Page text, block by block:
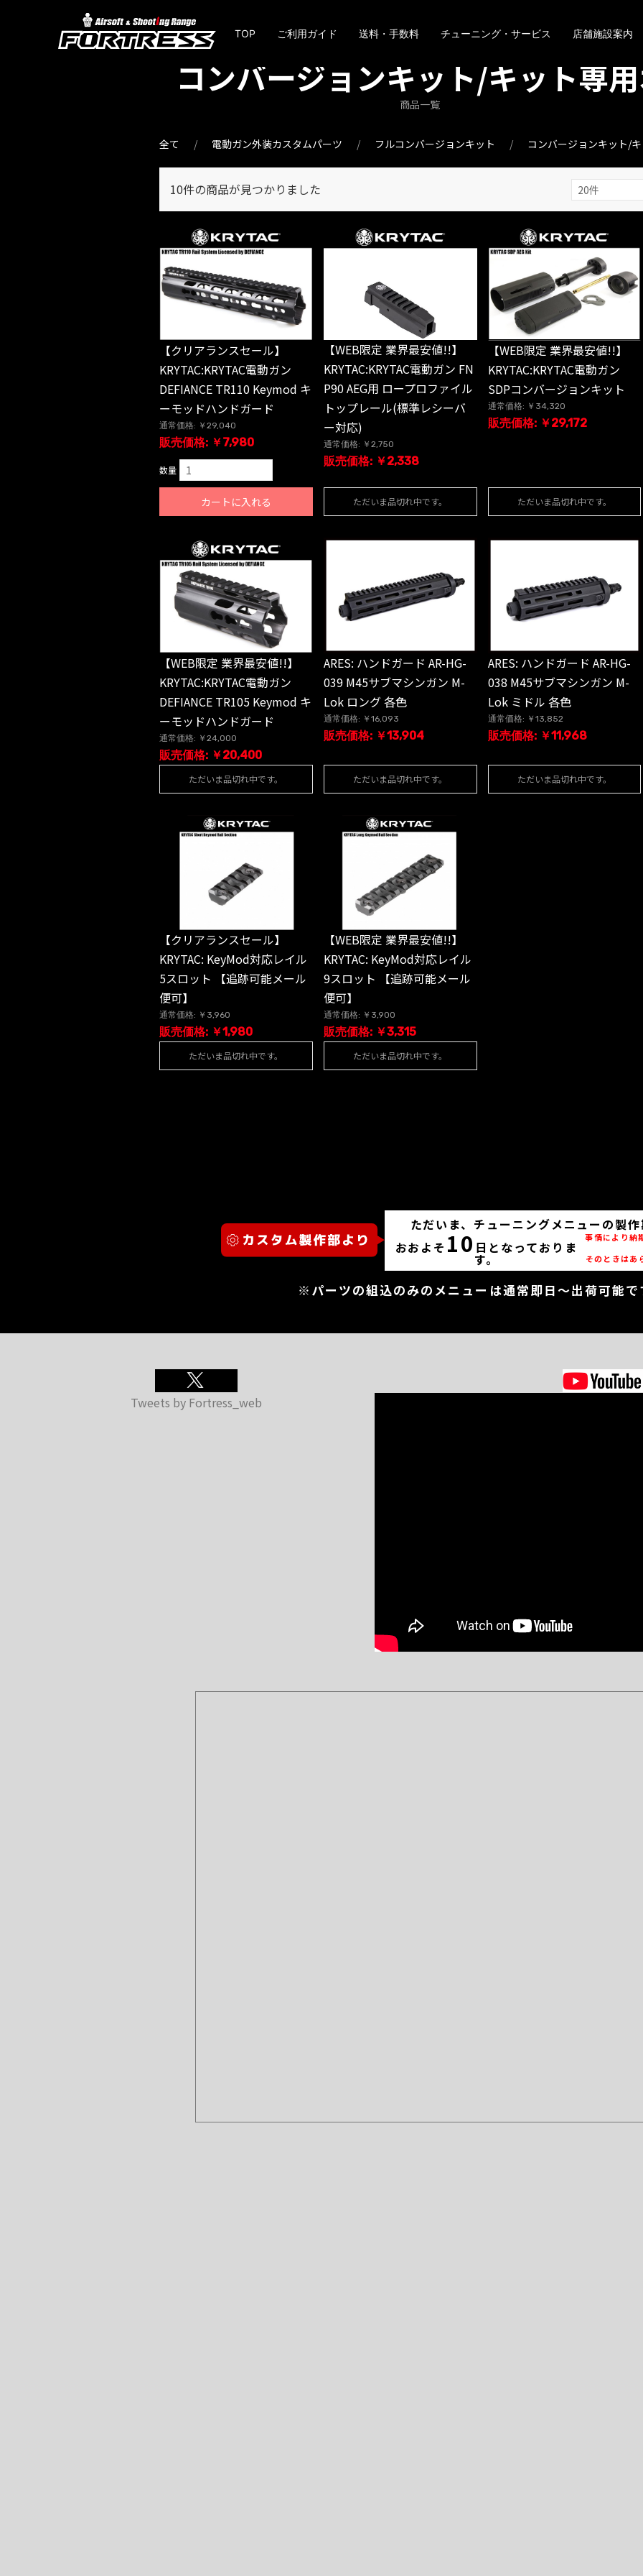
TOP ご利用ガイド 送料・手数料 チューニング・サービス 店舗施設案内
コンバージョンキット/キット専
商品一覧
全て 電動ガン外装カスタムパーツ フルコンバージョンキット コンバージョンキット/
10件の商品が見つかりました
【クリアランスセール】
KRYTAC:KRYTAC電動ガン
DEFIANCE TR110 Keymod キ
ーモッドハンドガード
通常価格: ￥29,040
販売価格: ￥7,980
数量
カートに入れる
【WEB限定 業界最安値!!】
KRYTAC:KRYTAC電動ガン FN
P90 AEG用 ロープロファイル
トップレール(標準レシーバ
ー対応)
通常価格: ￥2,750
販売価格: ￥2,338
ただいま品切れ中です。
【WEB限定 業界最安値!!】
KRYTAC:KRYTAC電動ガン
SDPコンバージョンキット
通常価格: ￥34,320
販売価格: ￥29,172
ただいま品切れ中です。
【WEB限定 業界最安値!!】
KRYTAC:KRYTAC電動ガン
DEFIANCE TR105 Keymod キ
ーモッドハンドガード
通常価格: ￥24,000
販売価格: ￥20,400
ただいま品切れ中です。
ARES: ハンドガード AR-HG-
039 M45サブマシンガン M-
Lok ロング 各色
通常価格: ￥16,093
販売価格: ￥13,904
ただいま品切れ中です。
ARES: ハンドガード AR-HG-
038 M45サブマシンガン M-
Lok ミドル 各色
通常価格: ￥13,852
販売価格: ￥11,968
ただいま品切れ中です。
【クリアランスセール】
KRYTAC: KeyMod対応レイル
5スロット 【追跡可能メール
便可】
通常価格: ￥3,960
販売価格: ￥1,980
ただいま品切れ中です。
【WEB限定 業界最安値!!】
KRYTAC: KeyMod対応レイル
9スロット 【追跡可能メール
便可】
通常価格: ￥3,900
販売価格: ￥3,315
ただいま品切れ中です。
ただいま、チューニングメニューの製
おおよそ 10 日となっておりま
す。
事情により納
そのときはあ
※パーツの組込のみのメニューは通常即日～出荷可能で
Tweets by Fortress_web